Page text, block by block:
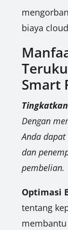
biaya
Smart
Dengan
Anda
dan
pembelian.
Optimasi
tentang